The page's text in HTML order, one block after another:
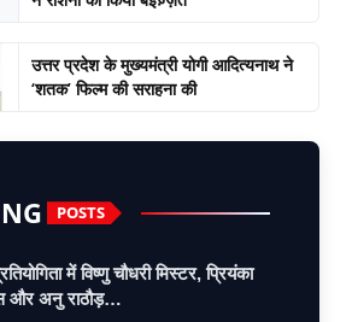
उत्तर प्रदेश के मुख्यमंत्री योगी आदित्यनाथ ने
‘शतक’ फिल्म की सराहना की
POSTS
में विष्णु चौधरी मिस्टर, प्रियंका
और अनु राठौड़…